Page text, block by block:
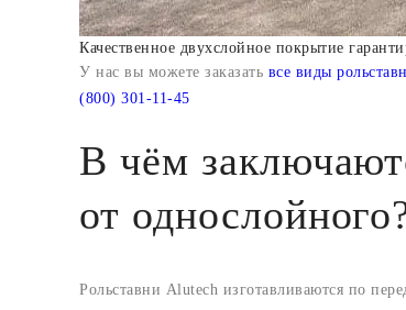
Качественное двухслойное покрытие
У нас вы можете заказать все виды
(800) 301-11-45
В чём
от
Рольставни Alutech изготавливаются по